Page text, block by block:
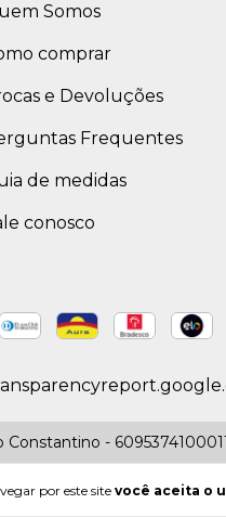
por este site você aceita o
Somos
comprar
e Devoluções
Frequentes
de medidas
conosco
-